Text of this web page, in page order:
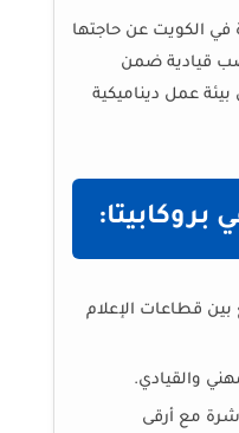
في الكويت عن حاجتها
قيادية ضمن
عمل ديناميكية
بين قطاعات الإعلام
والقيادي.
مع أرقى